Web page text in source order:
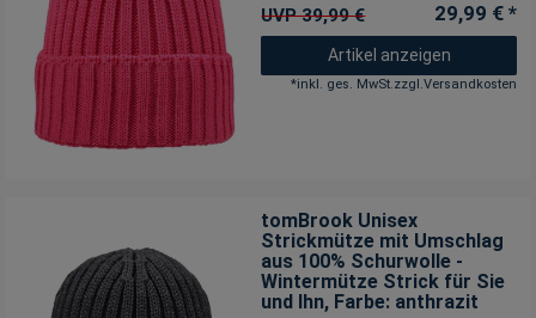
UVP 39,99 € 29,99 € *
Artikel anzeigen
*inkl. ges. MwSt.zzgl.Versandkosten
tomBrook Unisex
Strickmütze mit Umschlag
aus 100% Schurwolle -
Wintermütze Strick für Sie
und Ihn, Farbe: anthrazit